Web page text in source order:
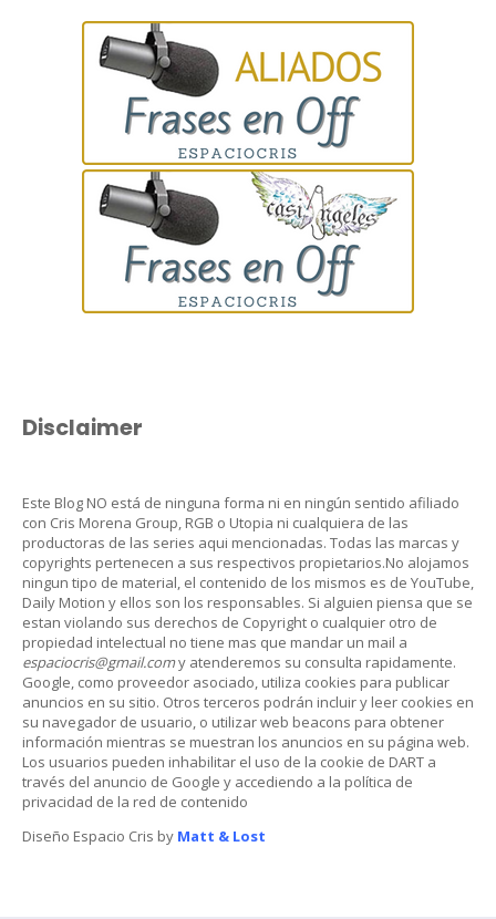
Disclaimer
Este Blog NO está de ninguna forma ni en ningún sentido afiliado
con Cris Morena Group, RGB o Utopia ni cualquiera de las
productoras de las series aqui mencionadas. Todas las marcas y
copyrights pertenecen a sus respectivos propietarios.No alojamos
ningun tipo de material, el contenido de los mismos es de YouTube,
Daily Motion y ellos son los responsables. Si alguien piensa que se
estan violando sus derechos de Copyright o cualquier otro de
propiedad intelectual no tiene mas que mandar un mail a
espaciocris@gmail.comy atenderemos su consulta rapidamente.
Google, como proveedor asociado, utiliza cookies para publicar
anuncios en su sitio. Otros terceros podrán incluir y leer cookies en
su navegador de usuario, o utilizar web beacons para obtener
información mientras se muestran los anuncios en su página web.
Los usuarios pueden inhabilitar el uso de la cookie de DART a
través del anuncio de Google y accediendo a la política de
privacidad de la red de contenido
Diseño Espacio Cris by Matt & Lost